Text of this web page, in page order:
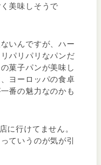
美味しそうで
いんですが、ハー
パリパリなパンだ
菓子パンが美味し
ヨーロッパの食卓
番の魅力なのかも
に行けてません。
ていうのが気が引